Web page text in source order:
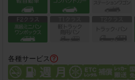
各種サービス